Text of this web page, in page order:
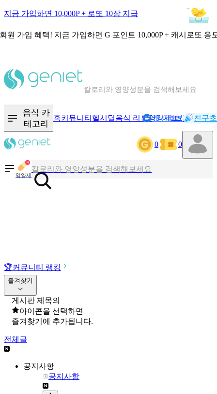
지금 가입하면 10,000P + 로또 10장 지급
원 가입 혜택! 지금 가입하면 G 포인트 10,000P + 캐시로또 응
칼로리와 영양성분을 검색해보세요
음식 카
테고리
홈커뮤니티 헬시딜음식 리뷰영양제NEW기록
캐시리뷰 친구
0 0
영양제
칼로리와 영양성분을 검색해보세요
혈당 · 다이어트 음식 검색해보세요
🏆커뮤니티 랭킹
즐겨찾기
게시판 제목의
아이콘을 선택하면
즐겨찾기에 추가됩니다.
전체글
공지사항
공지사항